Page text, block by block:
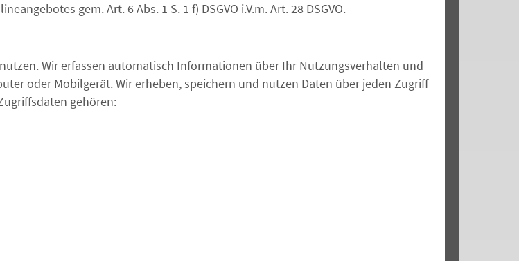
gem. Art. 6Abs. 1 S. 1 f) DSGVO i.V.m. Art. 28 DSGVO.
Wir erfassen automatisch Informationen über Ihr Nutzungsverhalten und
oder Mobilgerät. Wir erheben, speichern und nutzen Daten über jeden Zugriff
gehören: